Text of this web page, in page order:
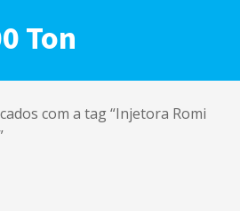
Ton
com a tag “Injetora Romi